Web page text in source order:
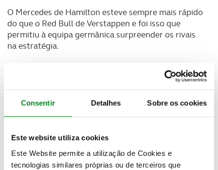
Consentir Detalhes Sobre os cookies
Este website utiliza cookies
Este Website permite a utilização de Cookies e
tecnologias similares próprias ou de terceiros que
O Mercedes de Hamilton esteve sempre mais rápido
do que o Red Bull de Verstappen e foi isso que
permitiu à equipa germânica surpreender os rivais
na estratégia.
em reagir à primeira paragem de Verstappen para
trocar de pneus (naquela que deveria ser, em teoria,
a única), os homens da Mercedes fizeram Hamilton
liderança.
"O trabalho está a resultar. A Red Bull fez um
grande arranque. Estive perto durante tanto tempo.